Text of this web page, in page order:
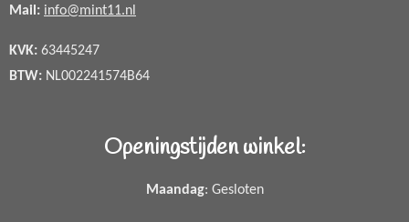
Mail: info@mint11.nl
KVK: 63445247
BTW: NL002241574B64
Openingstijden winkel:
Maandag: Gesloten